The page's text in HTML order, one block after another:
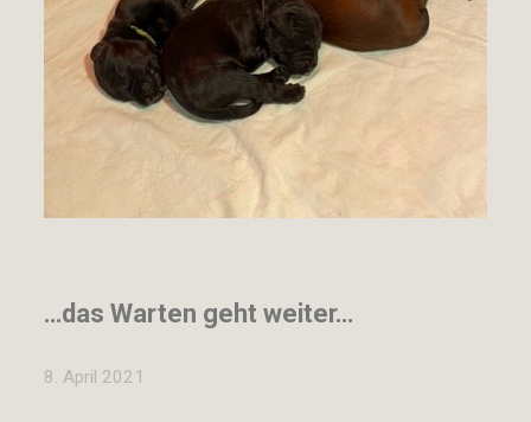
…das Warten geht weiter…
8. April 2021